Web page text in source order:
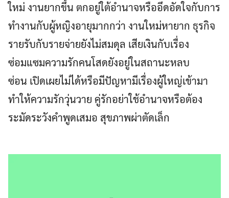
ใหม่ งานยากขึ้น ตกอยู่ใต้อำนาจหรืออึดอัดใจกับการ
ทำงานกับผู้หญิงอายุมากกว่า งานใหม่หายาก ธุรกิจ
รายรับกับรายจ่ายยังไม่สมดุล เสียเงินกับเรื่อง
ซ่อมแซมความรักคนโสดยังอยู่ในสถานะหลบ
ซ่อน เปิดเผยไม่ได้หรือมีปัญหามีเรื่องผู้ใหญ่เข้ามา
ทำให้ความรักวุ่นวาย คู่รักอย่าใช้อำนาจหรือต้อง
ระมัดระวังคำพูดเสมอ สุขภาพผ่าตัดเล็ก